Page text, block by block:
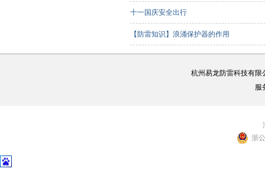
十一国庆安全出行
【防雷知识】浪涌保护器的作用
杭州易龙防雷科技有限
服
浙